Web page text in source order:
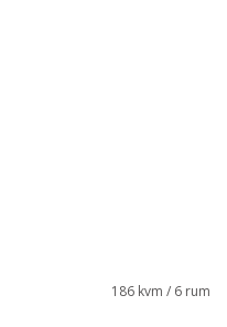
186 kvm / 6 rum